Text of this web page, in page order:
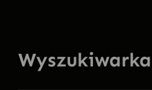
Wyszukiwarka